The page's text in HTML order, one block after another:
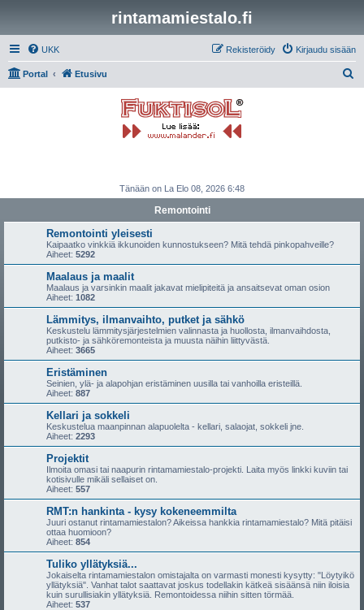
rintamamiestalo.fi
UKK Kirjaudu sisään
Rekisteröidy
Portal Etusivu
Tänään on La Elo 08, 2026 6:48
Remontointi
Remontointi yleisesti
Kaipaatko vinkkiä ikkunoiden kunnostukseen? Mitä tehdä pinkopahveille?
Aiheet: 5292
Maalaus ja maalit
Maalaus ja varsinkin maalit jakavat mielipiteitä ja ansaitsevat oman osion
Aiheet: 1082
Lämmitys, ilmanvaihto, putket ja sähkö
Keskustelu lämmitysjärjestelmien valinnasta ja huollosta, ilmanvaihdosta,
putkisto- ja sähköremonteista ja muusta näihin liittyvästä.
Aiheet: 3665
Eristäminen
Seinien, ylä- ja alapohjan eristäminen uusilla tai vanhoilla eristeillä.
Aiheet: 887
Kellari ja sokkeli
Keskustelua maanpinnan alapuolelta - kellari, salaojat, sokkeli jne.
Aiheet: 2293
Projektit
Ilmoita omasi tai naapurin rintamamiestalo-projekti. Laita myös linkki kuviin tai
kotisivulle mikäli sellaiset on.
Aiheet: 557
RMT:n hankinta - kysy kokeneemmilta
Juuri ostanut rintamamiestalon? Aikeissa hankkia rintamamiestalo? Mitä pitäisi
ottaa huomioon?
Aiheet: 854
Tuliko yllätyksiä...
Jokaiselta rintamamiestalon omistajalta on varmasti monesti kysytty: "Löytyikö
yllätyksiä". Vanhat talot saattavat joskus todellakin kätkeä sisäänsä niin iloisia
kuin surullisiakin yllätyksiä. Remontoidessa niihin sitten törmää.
Aiheet: 537